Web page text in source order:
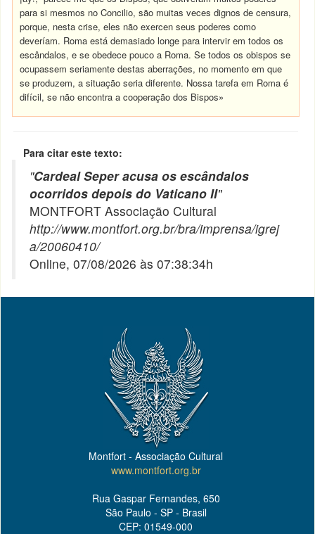
para si mesmos no Concilio, são muitas veces dignos de censura,
porque, nesta crise, eles não exercen seus poderes como
deveríam. Roma está demasiado longe para intervir em todos os
escândalos, e se obedece pouco a Roma. Se todos os obispos se
ocupassem seriamente destas aberrações, no momento em que
se produzem, a situação seria diferente. Nossa tarefa em Roma é
difícil, se não encontra a cooperação dos Bispos»
Para citar este texto:
"Cardeal Seper acusa os escândalos
ocorridos depois do Vaticano II"
MONTFORT Associação Cultural
http://www.montfort.org.br/bra/imprensa/igrej
a/20060410/
Online, 07/08/2026 às 07:38:34h
Montfort - Associação Cultural
www.montfort.org.br
Rua Gaspar Fernandes, 650
São Paulo - SP - Brasil
CEP: 01549-000